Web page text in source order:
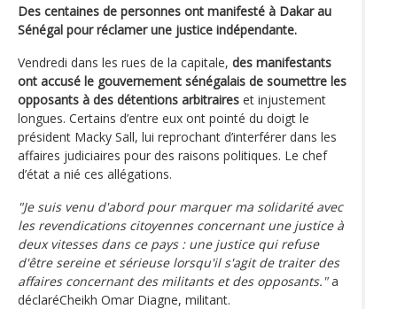
Des centaines de personnes ont manifesté à Dakar au
Sénégal pour réclamer une justice indépendante.
Vendredi dans les rues de la capitale, des manifestants
ont accusé le gouvernement sénégalais de soumettre les
opposants à des détentions arbitraires et injustement
longues. Certains d’entre eux ont pointé du doigt le
président Macky Sall, lui reprochant d’interférer dans les
affaires judiciaires pour des raisons politiques. Le chef
d’état a nié ces allégations.
"Je suis venu d'abord pour marquer ma solidarité avec
les revendications citoyennes concernant une justice à
deux vitesses dans ce pays : une justice qui refuse
d'être sereine et sérieuse lorsqu'il s'agit de traiter des
affaires concernant des militants et des opposants."a
déclaréCheikh Omar Diagne, militant.